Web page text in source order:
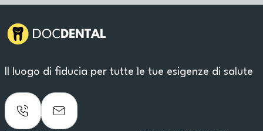
Il luogo di fiducia per tutte le tue esigenze di salute